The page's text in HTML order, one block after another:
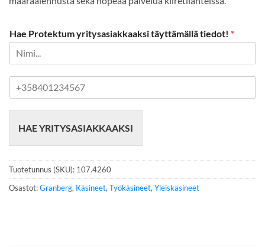
Hae Protektum yritysasiakkaaksi täyttämällä tiedot! *
n
u
m
HAE YRITYSASIAKKAAKSI
Tuotetunnus (SKU): 107.4260
Osastot:Granberg, Käsineet, Työkäsineet, Yleiskäsineet